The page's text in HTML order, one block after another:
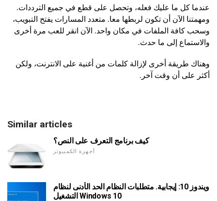
عندما كل ما عليك فعله، وتحصل على قطع في جميع الترددات.
ومهمتنا الآن أن تكون لربطها معا. متعدد المسارات يفتح التبويب،
وسحب كافة الملفات في مكان واحد. الآن انقر للعب مرة أخرى
والاستماع إلى ما حدث.
وهناك طريقة أخرى لإزالة كلمات من أغنية على الانترنت، ولكن
أكثر على أن وقت آخر.
Similar articles
كيف برنامج التعرف على النص؟
أجهزة الكمبيوتر
ويندوز 10: إيجابية. متطلبات النظام الحد الأدنى لنظام
التشغيل Windows 10